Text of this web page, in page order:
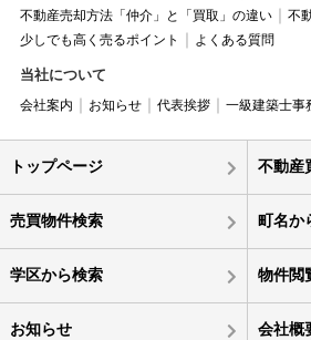
不動産売却方法「仲介」と「買取」の違い
不
少しでも高く売るポイント
よくある質問
当社について
会社案内 お知らせ 代表挨拶 一級建築士事
トップページ 不動産
売買物件検索 町名か
学区から検索 物件閲
お知らせ 会社概